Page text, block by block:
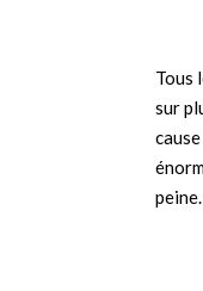
Tous
sur
peine…